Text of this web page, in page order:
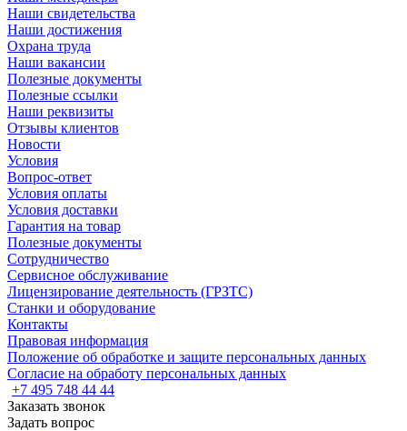
Наши свидетельства
Наши достижения
Охрана труда
Наши вакансии
Полезные документы
Полезные ссылки
Наши реквизиты
Отзывы клиентов
Новости
Условия
Вопрос-ответ
Условия оплаты
Условия доставки
Гарантия на товар
Полезные документы
Сотрудничество
Сервисное обслуживание
Лицензирование деятельность (ГРЗТС)
Станки и оборудование
Контакты
Правовая информация
Положение об обработке и защите персональных данных
Согласие на обработу персональных данных
+7 495 748 44 44
Заказать звонок
Задать вопрос